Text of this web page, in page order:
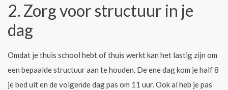
2. Zorg voor structuur in je
dag
Omdat je thuis school hebt of thuis werkt kan het lastig zijn om
een bepaalde structuur aan te houden. De ene dag kom je half 8
je bed uit en de volgende dag pas om 11 uur. Ook al heb je pas